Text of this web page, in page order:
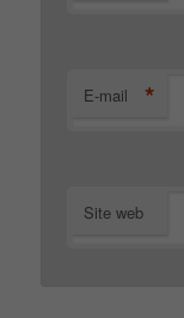
E-mail *
Site web